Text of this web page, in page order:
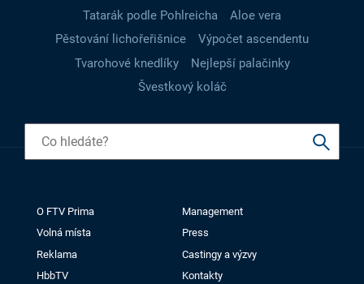
Tatarák podle Pohlreicha
Aloe vera
Pěstování lichořeřišnice
Výpočet ascendentu
Tvarohové knedlíky
Nejlepší palačinky
Švestkový koláč
O FTV Prima
Management
Volná místa
Press
Reklama
Castingy a výzvy
HbbTV
Kontakty